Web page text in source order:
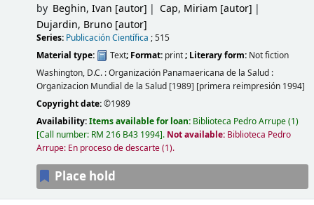
by Beghin, Ivan [autor] Cap, Miriam [autor]
Dujardin, Bruno[autor]
Series: Publicación Científica ; 515
Material type:
Text; Format: print; Literary form: Not fiction
Washington, D.C. :Organización Panamaericana de la Salud :
Organizacion Mundial de la Salud [1989] [primera reimpresión 1994]
Copyright date:©1989
Availability:Items available for loan: Biblioteca Pedro Arrupe(1)
Call number: RM 216 B43 1994 . Not available: Biblioteca Pedro
Arrupe: En proceso de descarte(1).
Place hold